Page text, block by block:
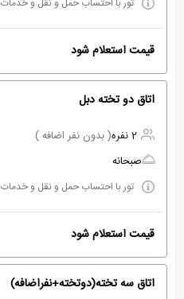
تور با احتساب حمل و نقل و خدمات
قیمت استعلام شود
اتاق دو تخته دبل
2 نفره
( بدون نفر اضافه )
صبحانه
تور با احتساب حمل و نقل و خدمات
قیمت استعلام شود
اتاق سه تخته(دوتخته+نفراضافه)